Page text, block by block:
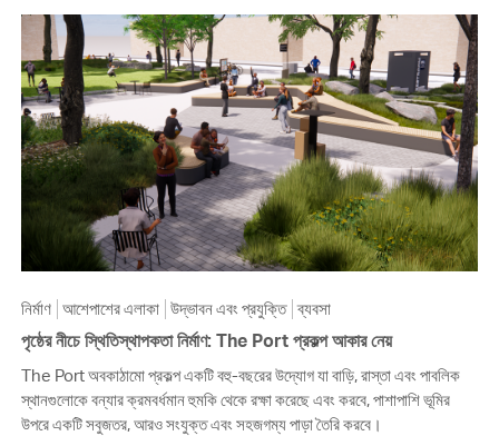
নির্মাণ আশেপাশের এলাকা উদ্ভাবন এবং প্রযুক্তি ব্যবসা
পৃষ্ঠের নীচে স্থিতিস্থাপকতা নির্মাণ: The Port প্রকল্প আকার নেয়
The Port অবকাঠামো প্রকল্প একটি বহু-বছরের উদ্যোগ যা বাড়ি, রাস্তা এবং পাবলিক
স্থানগুলোকে বন্যার ক্রমবর্ধমান হুমকি থেকে রক্ষা করেছে এবং করবে, পাশাপাশি ভূমির
উপরে একটি সবুজতর, আরও সংযুক্ত এবং সহজগম্য পাড়া তৈরি করবে।